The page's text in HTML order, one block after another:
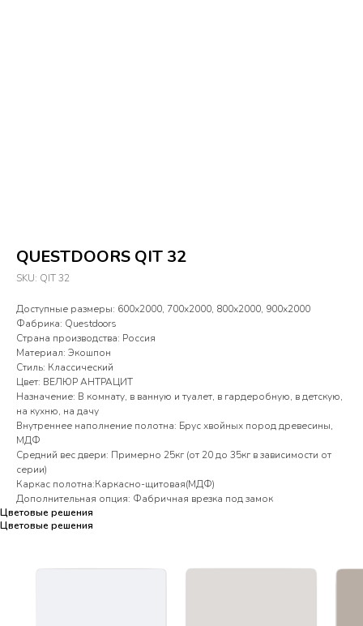
QUESTDOORS QIT 32
SKU: QIT 32
Доступные размеры: 600х2000, 700х2000, 800х2000, 900х2000
Фабрика: Questdoors
Страна производства: Россия
Материал: Экошпон
Стиль: Классический
Цвет: ВЕЛЮР АНТРАЦИТ
Назначение: В комнату, в ванную и туалет, в гардеробную, в детскую,
на кухню, на дачу
Внутреннее наполнение полотна: Брус хвойных пород древесины,
МДФ
Средний вес двери: Примерно 25кг (от 20 до 35кг в зависимости от
серии)
Каркас полотна:Каркасно-щитовая(МДФ)
Дополнительная опция: Фабричная врезка под замок
Цветовые решения
Цветовые решения